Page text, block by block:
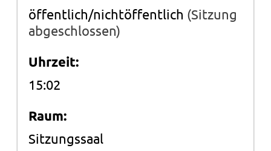
öffentlich/nichtöffentlich (Sitzung
abgeschlossen)
Uhrzeit:
15:02
Raum:
Sitzungssaal